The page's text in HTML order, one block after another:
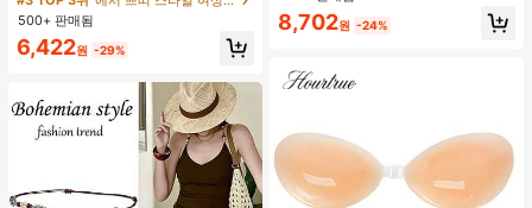
스트랩 2 In 1 스위트 걸리시 비치 로
맨틱 휴가 스타일 여성용 캐미 탱크 탑
500+ 판매됨
6,422원 -29%
8,702원 -24%